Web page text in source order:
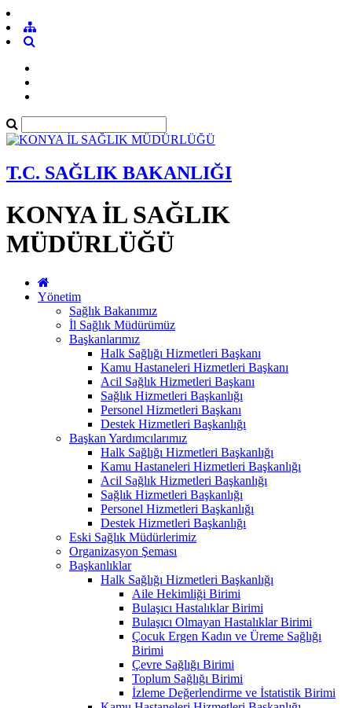
T.C. SAĞLIK BAKANLIĞI
KONYA İL SAĞLIK
MÜDÜRLÜĞÜ
Yönetim
Sağlık Bakanımız
İl Sağlık Müdürümüz
Başkanlarımız
Halk Sağlığı Hizmetleri Başkanı
Kamu Hastaneleri Hizmetleri Başkanı
Acil Sağlık Hizmetleri Başkanı
Sağlık Hizmetleri Başkanlığı
Personel Hizmetleri Başkanı
Destek Hizmetleri Başkanlığı
Başkan Yardımcılarımız
Halk Sağlığı Hizmetleri Başkanlığı
Kamu Hastaneleri Hizmetleri Başkanlığı
Acil Sağlık Hizmetleri Başkanlığı
Sağlık Hizmetleri Başkanlığı
Personel Hizmetleri Başkanlığı
Destek Hizmetleri Başkanlığı
Eski Sağlık Müdürlerimiz
Organizasyon Şeması
Başkanlıklar
Halk Sağlığı Hizmetleri Başkanlığı
Aile Hekimliği Birimi
Bulaşıcı Hastalıklar Birimi
Bulaşıcı Olmayan Hastalıklar Birimi
Çocuk Ergen Kadın ve Üreme Sağlığı
Birimi
Çevre Sağlığı Birimi
Toplum Sağlığı Birimi
İzleme Değerlendirme ve İstatistik Birimi